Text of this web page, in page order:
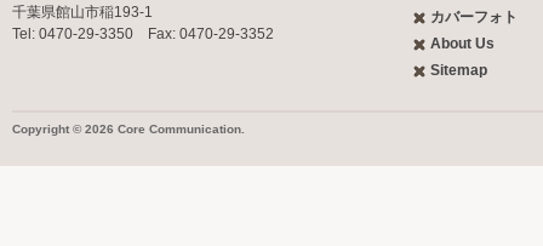
千葉県館山市稲193-1
Tel: 0470-29-3350 Fax: 0470-29-3352
カバーフォト
About Us
Sitemap
Copyright © 2026 Core Communication.